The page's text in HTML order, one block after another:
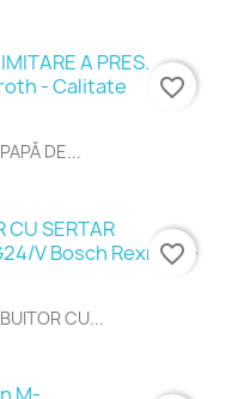
DE...
favorite_border
CU...
favorite_border